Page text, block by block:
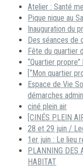
Atelier : Santé
Pique nique au
Inauguration du
Des séances de
Fête du quartier
“Quartier
[“Mon quartier
Espace de Vie
démarches
ciné plein air
[CINÉS PLEIN
28 et 29 juin /
1er juin : Le lieu
PLANNING DES
HABITAT